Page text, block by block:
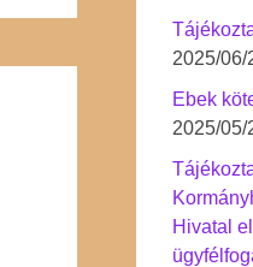
2025/06/
Ebek
2025/05/
Hivatal